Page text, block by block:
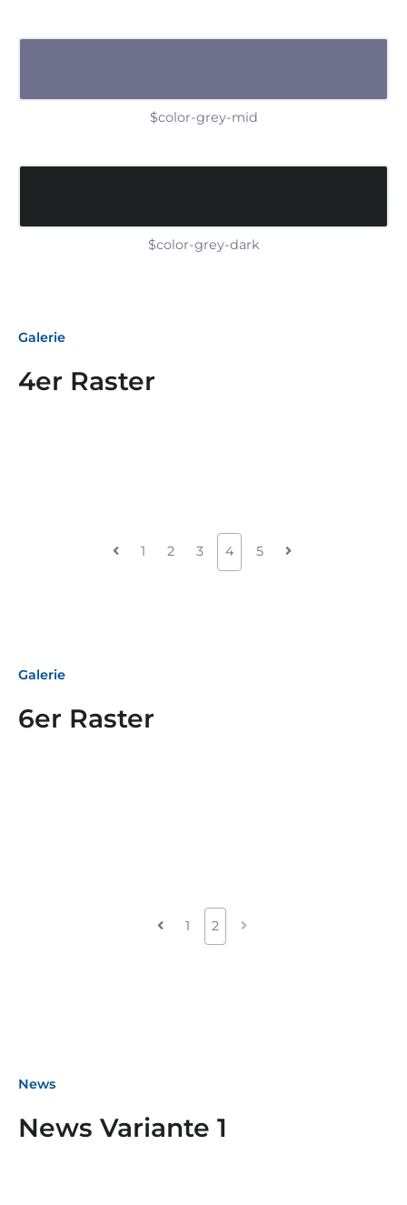
$color-grey-mid
$color-grey-dark
Galerie
4er Raster
1 2 3 4 5
Galerie
6er Raster
1 2
News
News Variante 1